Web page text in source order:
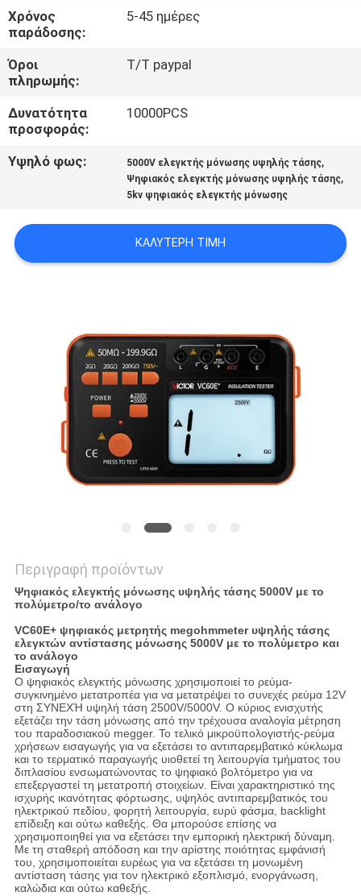
ΜΕ
ΕΙΔΉΣΕΙΣ
ΠΕΡΙΠΤΏΣΕΙΣ
SITEMAP
PRIVACY
POLICY
Χρόνος
παράδοσης:
5-45 ημέρες
Όροι
πληρωμής:
T/T paypal
Δυνατότητα
προσφοράς:
10000PCS
Υψηλό φως: 5000V ελεγκτής μόνωσης υψηλής τάσης,
Ψηφιακός ελεγκτής μόνωσης υψηλής τάσης,
5kv ψηφιακός ελεγκτής μόνωσης
ΚΑΛΎΤΕΡΗ ΤΙΜΉ
Περιγραφή προϊόντων
Ψηφιακός ελεγκτής μόνωσης υψηλής τάσης 5000V με το
πολύμετρο/το ανάλογο
VC60E+ ψηφιακός μετρητής megohmmeter υψηλής τάσης
ελεγκτών αντίστασης μόνωσης 5000V με το πολύμετρο και
το ανάλογο
Εισαγωγή
Ο ψηφιακός ελεγκτής μόνωσης χρησιμοποιεί το ρεύμα-
συγκινημένο μετατροπέα για να μετατρέψει το συνεχές ρεύμα 12V
στη ΣΥΝΕΧΉ υψηλή τάση 2500V/5000V. Ο κύριος ενισχυτής
εξετάζει την τάση μόνωσης από την τρέχουσα αναλογία μέτρηση
του παραδοσιακού megger. Το τελικό μικροϋπολογιστής-ρεύμα
χρήσεων εισαγωγής για να εξετάσει το αντιπαρεμβατικό κύκλωμα
και το τερματικό παραγωγής υιοθετεί τη λειτουργία τμήματος του
διπλασίου ενσωματώνοντας το ψηφιακό βολτόμετρο για να
επεξεργαστεί τη μετατροπή στοιχείων. Είναι χαρακτηριστικό της
ισχυρής ικανότητας φόρτωσης, υψηλός αντιπαρεμβατικός του
ηλεκτρικού πεδίου, φορητή λειτουργία, ευρύ φάσμα, backlight
επίδειξη και ούτω καθεξής. Θα μπορούσε επίσης να
χρησιμοποιηθεί για να εξετάσει την εμπορική ηλεκτρική δύναμη.
Με τη σταθερή απόδοση και την αρίστης ποιότητας εμφάνισή
του, χρησιμοποιείται ευρέως για να εξετάσει τη μονωμένη
αντίσταση τάσης για τον ηλεκτρικό εξοπλισμό, ενοργάνωση,
καλώδια και ούτω καθεξής.